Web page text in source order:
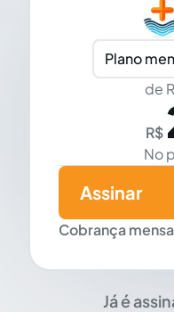
Plano
de
R$
No
Cobrança
Assinar
Já é